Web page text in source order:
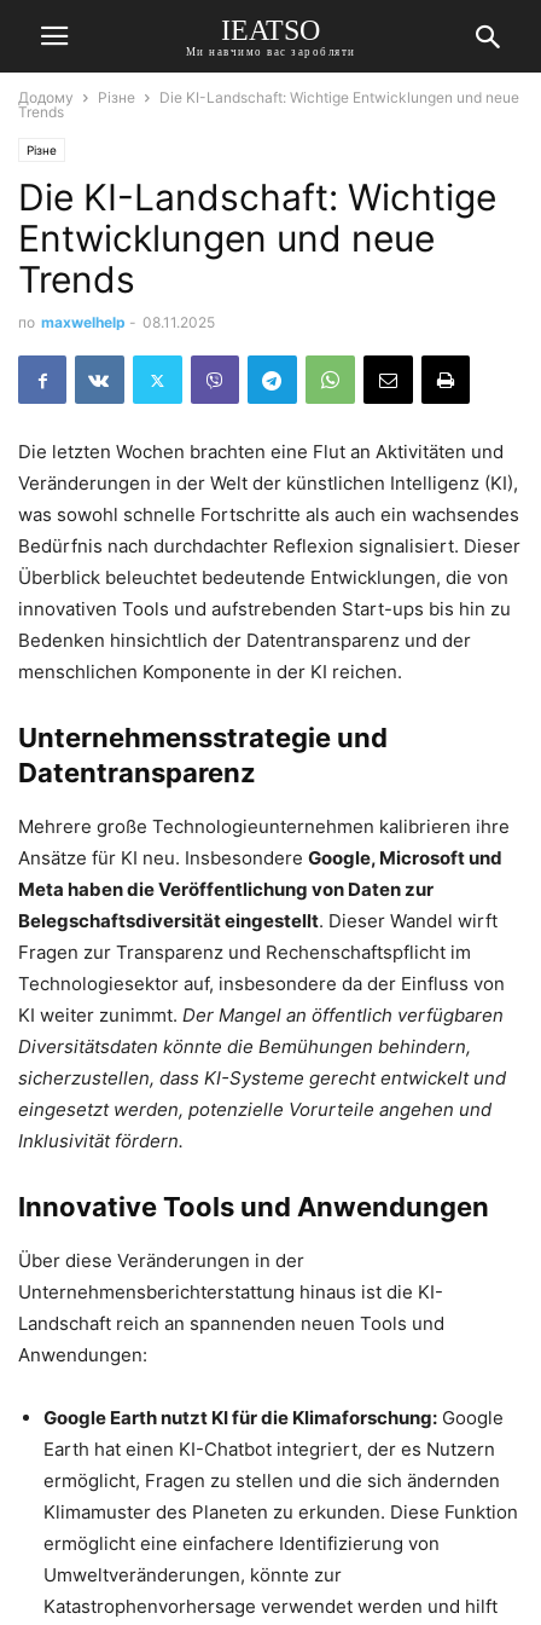
IEATSO
Ми навчимо вас заробляти
Додому Різне
Die KI-Landschaft: Wichtige Entwicklungen und neue
Trends
Різне
Die KI-Landschaft: Wichtige
Entwicklungen und neue
Trends
по maxwelhelp - 08.11.2025
Die letzten Wochen brachten eine Flut an Aktivitäten und
Veränderungen in der Welt der künstlichen Intelligenz (KI),
was sowohl schnelle Fortschritte als auch ein wachsendes
Bedürfnis nach durchdachter Reflexion signalisiert. Dieser
Überblick beleuchtet bedeutende Entwicklungen, die von
innovativen Tools und aufstrebenden Start-ups bis hin zu
Bedenken hinsichtlich der Datentransparenz und der
menschlichen Komponente in der KI reichen.
Unternehmensstrategie und
Datentransparenz
Mehrere große Technologieunternehmen kalibrieren ihre
Ansätze für KI neu. Insbesondere Google, Microsoft und
Meta haben die Veröffentlichung von Daten zur
Belegschaftsdiversität eingestellt. Dieser Wandel wirft
Fragen zur Transparenz und Rechenschaftspflicht im
Technologiesektor auf, insbesondere da der Einfluss von
KI weiter zunimmt. Der Mangel an öffentlich verfügbaren
Diversitätsdaten könnte die Bemühungen behindern,
sicherzustellen, dass KI-Systeme gerecht entwickelt und
eingesetzt werden, potenzielle Vorurteile angehen und
Inklusivität fördern.
Innovative Tools und Anwendungen
Über diese Veränderungen in der
Unternehmensberichterstattung hinaus ist die KI-
Landschaft reich an spannenden neuen Tools und
Anwendungen:
Google Earth nutzt KI für die Klimaforschung: Google
Earth hat einen KI-Chatbot integriert, der es Nutzern
ermöglicht, Fragen zu stellen und die sich ändernden
Klimamuster des Planeten zu erkunden. Diese Funktion
ermöglicht eine einfachere Identifizierung von
Umweltveränderungen, könnte zur
Katastrophenvorhersage verwendet werden und hilft